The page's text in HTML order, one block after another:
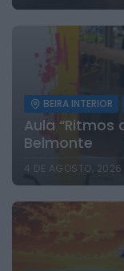
BEIRA INTERIOR
Aula “Ritmos
Belmonte
4 DE AGOSTO, 2026